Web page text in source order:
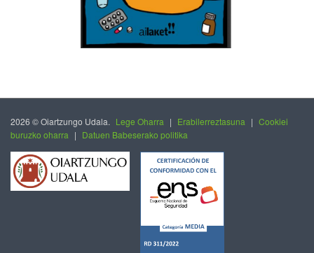
2026 © Oiartzungo Udala. Lege Oharra | Erabilerreztasuna | Cookiei
buruzko oharra | Datuen Babeserako politika